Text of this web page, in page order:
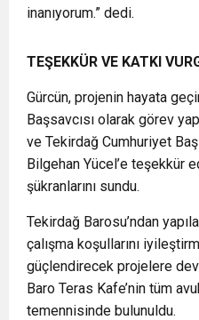
inanıyorum.” dedi.
TEŞEKKÜR VE KATKI
Gürcün, projenin hayata
Başsavcısı olarak görev
ve Tekirdağ Cumhuriyet
Bilgehan Yücel’e teşekkür
şükranlarını sundu.
Tekirdağ Barosu’ndan
çalışma koşullarını
güçlendirecek projelere
Baro Teras Kafe’nin tüm
temennisinde bulunuldu.